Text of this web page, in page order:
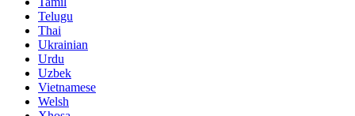
Telugu
Thai
Ukrainian
Urdu
Uzbek
Vietnamese
Welsh